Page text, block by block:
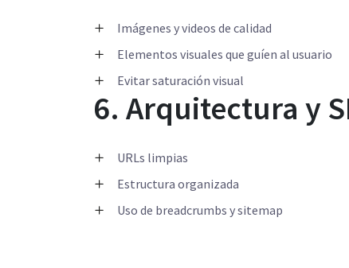
Imágenes y videos de calidad
Elementos visuales que guíen al usuario
Evitar saturación visual
6. Arquitectura y
URLs limpias
Estructura organizada
Uso de breadcrumbs y sitemap